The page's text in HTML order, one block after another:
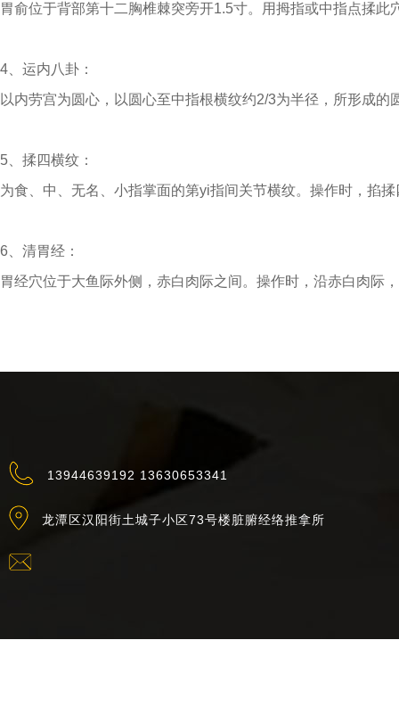
胃俞位于背部第十二胸椎棘突旁开1.5寸。用拇指或中指点揉
4、运内八卦：
以内劳宫为圆心，以圆心至中指根横纹约2/3为半径，所形成
5、揉四横纹：
为食、中、无名、小指掌面的第yi指间关节横纹。操作时，掐
6、清胃经：
胃经穴位于大鱼际外侧，赤白肉际之间。操作时，沿赤白肉际
13944639192 13630653341
龙潭区汉阳街土城子小区73号楼脏腑经络推拿所